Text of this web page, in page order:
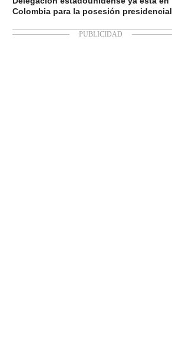
Colombia para la posesión presidencial